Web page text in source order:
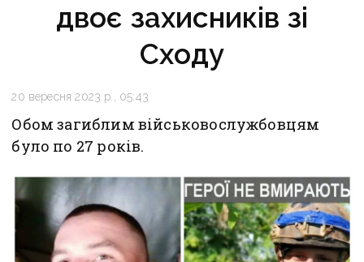
двоє захисників зі
Сходу
20 вересня 2023 р., 05:43
Обом загиблим військовослужбовцям
було по 27 років.